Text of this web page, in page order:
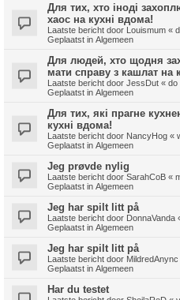
Для тих, хто іноді
хаос на кухні вдома!
Laatste bericht door Louismum «
Geplaatst in Algemeen
Для людей, хто щодня
мати справу з кашлат на
Laatste bericht door JessDut « do
Geplaatst in Algemeen
Для тих, які прагне
кухні вдома!
Laatste bericht door NancyHog «
Geplaatst in Algemeen
Jeg prøvde nylig
Laatste bericht door SarahCoB «
Geplaatst in Algemeen
Jeg har spilt litt på
Laatste bericht door DonnaVanda
Geplaatst in Algemeen
Jeg har spilt litt på
Laatste bericht door MildredAnync
Geplaatst in Algemeen
Har du testet